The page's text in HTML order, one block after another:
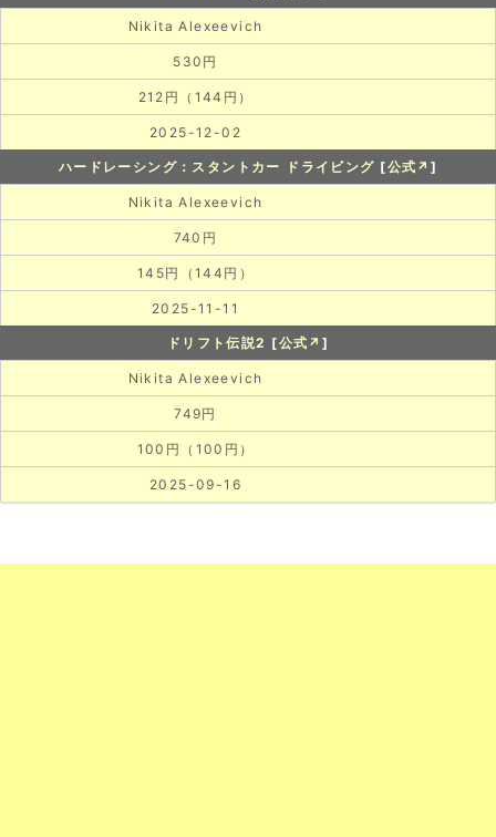
Nikita Alexeevich
530円
212円（144円）
2025-12-02
ハードレーシング：スタントカー ドライビング [公式↗ ]
Nikita Alexeevich
740円
145円（144円）
2025-11-11
ドリフト伝説2 [公式↗ ]
Nikita Alexeevich
749円
100円（100円）
2025-09-16